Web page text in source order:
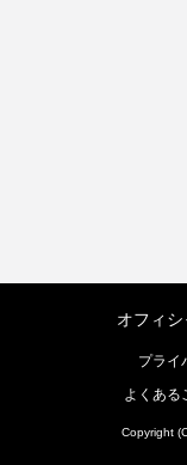
オフィ
プライ
よくある
Copyright